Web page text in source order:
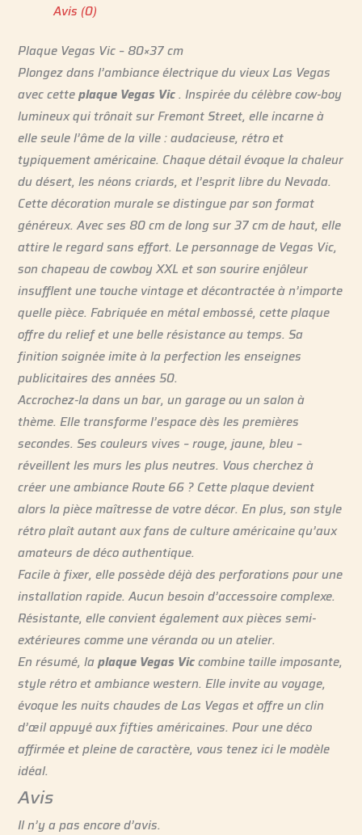
Avis (0)
Plaque Vegas Vic – 80×37 cm
Plongez dans l’ambiance électrique du vieux Las Vegas
avec cetteplaque Vegas Vic. Inspirée du célèbre cow-boy
lumineux qui trônait sur Fremont Street, elle incarne à
elle seule l’âme de la ville : audacieuse, rétro et
typiquement américaine. Chaque détail évoque la chaleur
du désert, les néons criards, et l’esprit libre du Nevada.
Cette décoration murale se distingue par son format
généreux. Avec ses 80 cm de long sur 37 cm de haut, elle
attire le regard sans effort. Le personnage de Vegas Vic,
son chapeau de cowboy XXL et son sourire enjôleur
insufflent une touche vintage et décontractée à n’importe
quelle pièce. Fabriquée en métal embossé, cette plaque
offre du relief et une belle résistance au temps. Sa
finition soignée imite à la perfection les enseignes
publicitaires des années 50.
Accrochez-la dans un bar, un garage ou un salon à
thème. Elle transforme l’espace dès les premières
secondes. Ses couleurs vives – rouge, jaune, bleu –
réveillent les murs les plus neutres. Vous cherchez à
créer une ambiance Route 66 ? Cette plaque devient
alors la pièce maîtresse de votre décor. En plus, son style
rétro plaît autant aux fans de culture américaine qu’aux
amateurs de déco authentique.
Facile à fixer, elle possède déjà des perforations pour une
installation rapide. Aucun besoin d’accessoire complexe.
Résistante, elle convient également aux pièces semi-
extérieures comme une véranda ou un atelier.
En résumé, laplaque Vegas Viccombine taille imposante,
style rétro et ambiance western. Elle invite au voyage,
évoque les nuits chaudes de Las Vegas et offre un clin
d’œil appuyé aux fifties américaines. Pour une déco
affirmée et pleine de caractère, vous tenez ici le modèle
idéal.
Avis
Il n’y a pas encore d’avis.